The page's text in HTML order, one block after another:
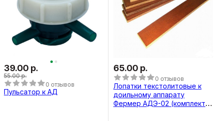
39.00 р.
55.00 р.
0 отзывов
Пульсатор к АД
65.00 р.
0 отзывов
Лопатки текстолитовые к
доильному аппарату
Фермер АДЭ-02 (комплект 4